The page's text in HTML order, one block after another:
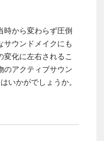
時から変わらず圧倒
サウンドメイクにも
変化に左右されるこ
のアクティブサウン
いかがでしょうか。